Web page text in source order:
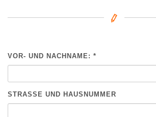
VOR- UND NACHNAME: *
STRASSE UND HAUSNUMMER
BITTE NICHT AUSFÜLLEN.